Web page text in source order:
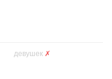
девушек ✗